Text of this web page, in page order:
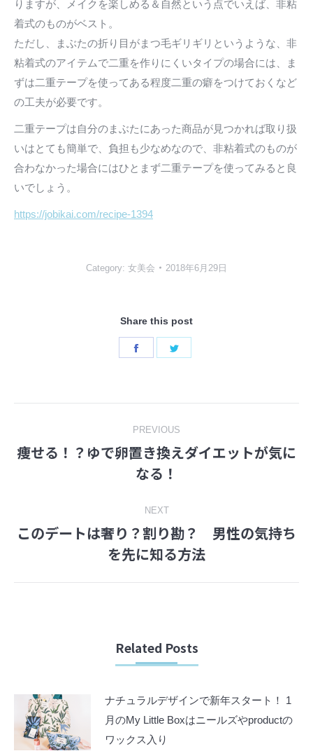
りますが、メイクを楽しめる＆自然という点でいえば、非粘
着式のものがベスト。
ただし、まぶたの折り目がまつ毛ギリギリというような、非
粘着式のアイテムで二重を作りにくいタイプの場合には、ま
ずは二重テープを使ってある程度二重の癖をつけておくなど
の工夫が必要です。
二重テープは自分のまぶたにあった商品が見つかれば取り扱
いはとても簡単で、負担も少なめなので、非粘着式のものが
合わなかった場合にはひとまず二重テープを使ってみると良
いでしょう。
https://jobikai.com/recipe-1394
Category: 女美会 2018年6月29日
Share this post
Share
navigation
PREVIOUS
Previous
post:
痩せる！？ゆで卵置き換えダイエットが気に
なる！
NEXT
Next
post:
このデートは奢り？割り勘？ 男性の気持ち
を先に知る方法
Related Posts
ナチュラルデザインで新年スタート！ 1
月のMy Little Boxはニールズやproductの
ワックス入り